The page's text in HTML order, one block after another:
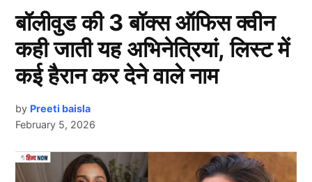
क्या Hardik ईशा गुप्ता को डेट कर रहे हैं?
बॉलीवुड की 3 बॉक्स ऑफिस क्वीन
कही जाती यह अभिनेत्रियां, लिस्ट में
कई हैरान कर देने वाले नाम
by Preeti baisla
February 5, 2026